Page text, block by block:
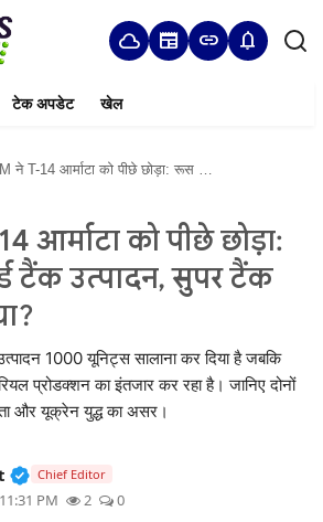
cloud newspaper link notifications
टेक अपडेट खेल
आर्माटा को पीछे छोड़ा: रूस का रिकॉर्ड टैंक उत्पादन, सुपर टैंक का भविष्य क्या?
आर्माटा को पीछे छोड़ा:
टैंक उत्पादन, सुपर टैंक
1000 यूनिट्स सालाना कर दिया है जबकि
प्रोडक्शन का इंतजार कर रहा है। जानिए दोनों
और यूक्रेन युद्ध का असर।
Verified Public Figure • 05 Aug,
Chief Editor
PM 2 0